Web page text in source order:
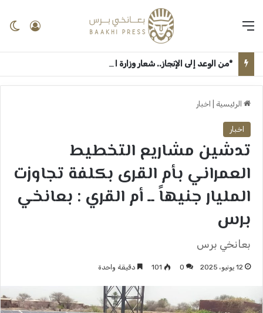
الرئيسية اخبار
اخبار
تدشين مشاريع التخطيط
العمراني بأم القرى بكلفة تجاوزت
المليار جنيهاً ــ أم القري : بعانخي
برس
بعانخي برس
12 يونيو، 2025 0
101 دقيقة واحدة